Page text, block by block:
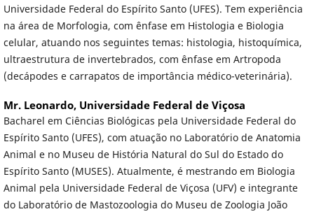
Universidade Federal do Espírito Santo (UFES). Tem experiência
na área de Morfologia, com ênfase em Histologia e Biologia
celular, atuando nos seguintes temas: histologia, histoquímica,
ultraestrutura de invertebrados, com ênfase em Artropoda
(decápodes e carrapatos de importância médico-veterinária).
Mr. Leonardo, Universidade Federal de Viçosa
Bacharel em Ciências Biológicas pela Universidade Federal do
Espírito Santo (UFES), com atuação no Laboratório de Anatomia
Animal e no Museu de História Natural do Sul do Estado do
Espírito Santo (MUSES). Atualmente, é mestrando em Biologia
Animal pela Universidade Federal de Viçosa (UFV) e integrante
do Laboratório de Mastozoologia do Museu de Zoologia João